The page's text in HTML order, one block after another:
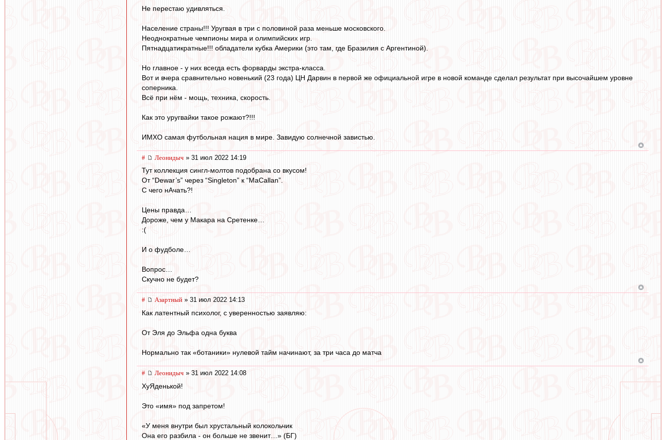
Не перестаю удивляться.
Население страны!!! Уругвая в три с половиной раза меньше московского.
Неоднократные чемпионы мира и олимпийских игр.
Пятнадцатикратные!!! обладатели кубка Америки (это там, где Бразилия с Аргентиной).
Но главное - у них всегда есть форварды экстра-класса.
Вот и вчера сравнительно новенький (23 года) ЦН Дарвин в первой же официальной игре в новой команде сделал результат при высочайшем уровне
соперника.
Всё при нём - мощь, техника, скорость.
Как это уругвайки такое рожают?!!!
ИМХО самая футбольная нация в мире. Завидую солнечной завистью.
# Леонидыч » 31 июл 2022 14:19
Тут коллекция сингл-молтов подобрана со вкусом!
От “Dewar’s” через “Singleton” к “MaCallan”.
С чего нАчать?!
Цены правда…
Дороже, чем у Макара на Сретенке…
:(
И о фудболе…
Вопрос…
Скучно не будет?
# Азартный » 31 июл 2022 14:13
Как латентный психолог, с уверенностью заявляю:
От Эля до Эльфа одна буква
Нормально так «ботаники» нулевой тайм начинают, за три часа до матча
# Леонидыч » 31 июл 2022 14:08
ХуЯденькой!
Это «имя» под запретом!
«У меня внутри был хрустальный колокольчик
Она его разбила - он больше не звенит…» (БГ)